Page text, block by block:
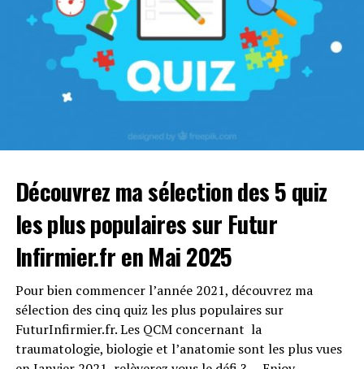
Quiz
Vous trouverez ci-dessous quelques liens utiles si vous
souhaitez approfondir le sujet
Wikipedia – Atome
Wikipedia – Isotope
IRSN – Base de connaissance
Afterclasse.fr
Découvrez ma sélection des 5 quiz
les plus populaires sur Futur
Infirmier.fr en Mai 2025
Pour bien commencer l’année 2021, découvrez ma
sélection des cinq quiz les plus populaires sur
FuturInfirmier.fr. Les QCM concernant la
traumatologie, biologie et l’anatomie sont les plus vues